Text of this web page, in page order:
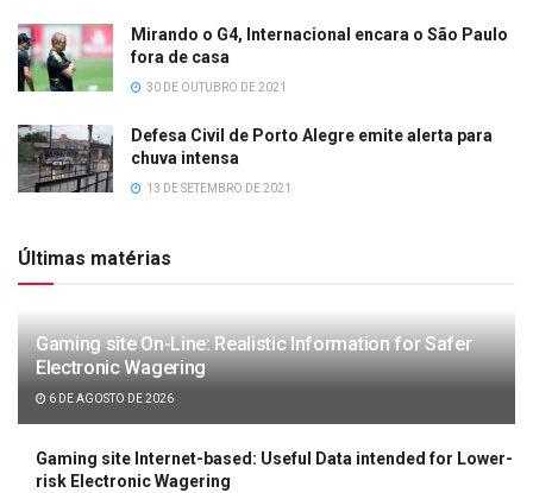
Mirando o G4, Internacional encara o São Paulo
fora de casa
30 DE OUTUBRO DE 2021
Defesa Civil de Porto Alegre emite alerta para
chuva intensa
13 DE SETEMBRO DE 2021
Últimas matérias
Gaming site On-Line: Realistic Information for Safer
Electronic Wagering
6 DE AGOSTO DE 2026
Gaming site Internet-based: Useful Data intended for Lower-
risk Electronic Wagering